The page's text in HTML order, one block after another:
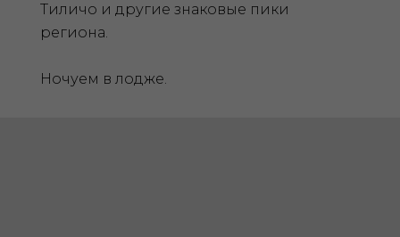
Тиличо и другие знаковые пики
региона.
Ночуем в лодже.